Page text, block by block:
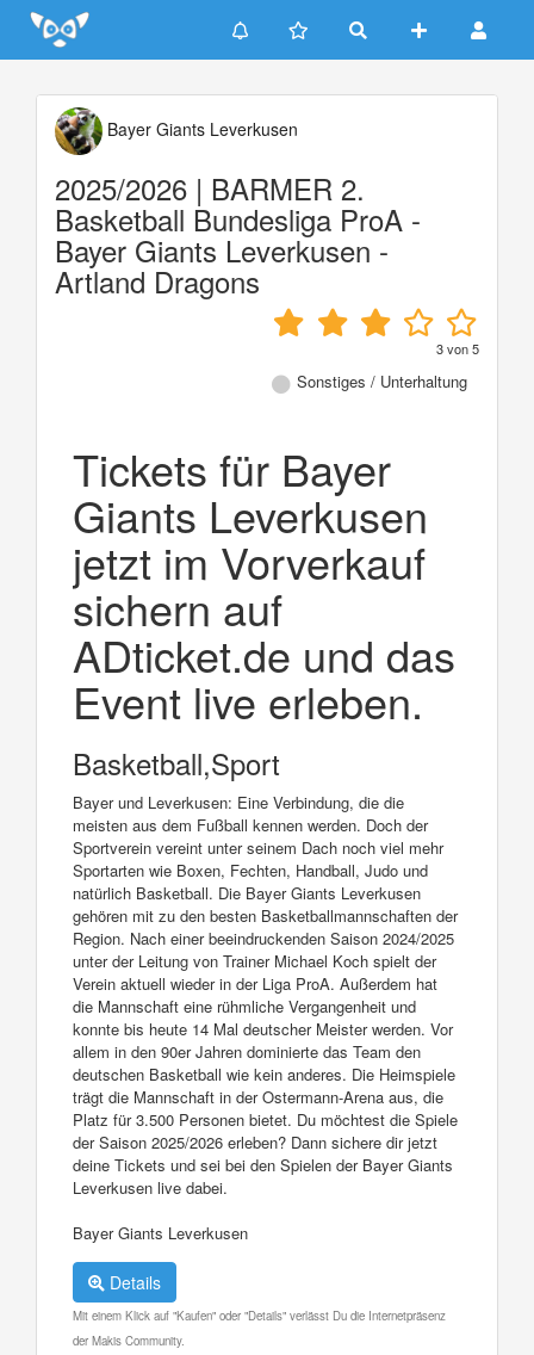
Update cookies preferences
Bayer Giants Leverkusen
2025/2026 | BARMER 2.
Basketball Bundesliga ProA -
Bayer Giants Leverkusen -
Artland Dragons
3von5
Sonstiges / Unterhaltung
Tickets für Bayer
Giants Leverkusen
jetzt im Vorverkauf
sichern auf
ADticket.de und das
Event live erleben.
Basketball,Sport
Bayer und Leverkusen: Eine Verbindung, die die
meisten aus dem Fußball kennen werden. Doch der
Sportverein vereint unter seinem Dach noch viel mehr
Sportarten wie Boxen, Fechten, Handball, Judo und
natürlich Basketball. Die Bayer Giants Leverkusen
gehören mit zu den besten Basketballmannschaften der
Region. Nach einer beeindruckenden Saison 2024/2025
unter der Leitung von Trainer Michael Koch spielt der
Verein aktuell wieder in der Liga ProA. Außerdem hat
die Mannschaft eine rühmliche Vergangenheit und
konnte bis heute 14 Mal deutscher Meister werden. Vor
allem in den 90er Jahren dominierte das Team den
deutschen Basketball wie kein anderes. Die Heimspiele
trägt die Mannschaft in der Ostermann-Arena aus, die
Platz für 3.500 Personen bietet. Du möchtest die Spiele
der Saison 2025/2026 erleben? Dann sichere dir jetzt
deine Tickets und sei bei den Spielen der Bayer Giants
Leverkusen live dabei.
Bayer Giants Leverkusen
Details
Mit einem Klick auf "Kaufen" oder "Details" verlässt Du die Internetpräsenz
der Makis Community.